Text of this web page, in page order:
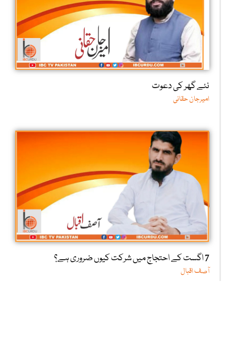
نئے گھر کی دعوت
امیرجان حقانی
7 اگست کے احتجاج میں شرکت کیوں ضروری ہے؟
آصف اقبال